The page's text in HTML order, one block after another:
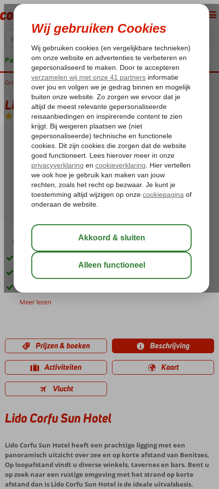
Pakketgarantie
Home
Griekenland Corfu Benitses Lido Corfu Sun Hotel
Lido Corfu Sun Hotel
All Inclusive-Hotel
02:50 aug 31°C
Rustig gelegen en prachtig uitzicht
Op korte afstand van het strand
Meer lezen
Prijzen & boeken Beschrijving
Activiteiten Kaart
Vlucht
Lido Corfu Sun Hotel
Lido Corfu Sun Hotel heeft een prachtige ligging met een
panoramisch uitzicht over zee en op korte afstand van Benitses.
Op loopafstand vindt u diverse winkels, tavernes en bars. Bent u
op zoek naar een rustige omgeving met het strand op korte
afstand dan is Lido Corfu Sun Hotel is de ideale uitvalsbasis.